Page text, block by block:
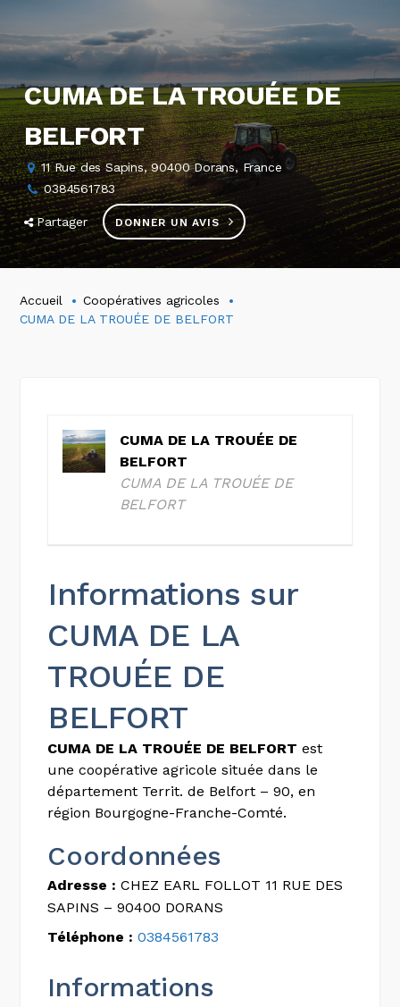
CUMA DE LA TROUÉE DE
BELFORT
11 Rue des Sapins, 90400 Dorans, France
0384561783
Partager DONNER UN AVIS
Accueil
Coopératives agricoles
CUMA DE LA TROUÉE DE BELFORT
CUMA DE LA TROUÉE DE
BELFORT
CUMA DE LA TROUÉE DE
BELFORT
Informations sur
CUMA DE LA
TROUÉE DE
BELFORT
CUMA DE LA TROUÉE DE BELFORT est
une coopérative agricole située dans le
département Territ. de Belfort – 90, en
région Bourgogne-Franche-Comté.
Coordonnées
Adresse : CHEZ EARL FOLLOT 11 RUE DES
SAPINS – 90400 DORANS
Téléphone : 0384561783
Informations